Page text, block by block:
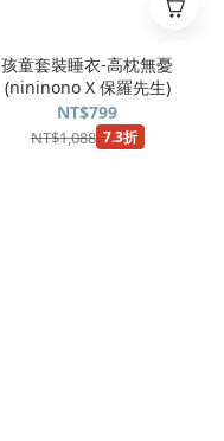
孩童套裝睡衣-高枕無憂
(nininono X 保羅先生)
NT$799
NT$1,088 7.3折